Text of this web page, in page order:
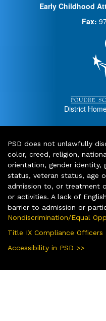
Early Childhood
Fax:
District
PSD does not unlawfully
color, creed, religion,
orientation, gender identity,
status, veteran status, age
admission to, or treatment
or activities. A lack of
barrier to admission or
Nondiscrimination/Equal
Title IX Compliance Officers
Accessibility in PSD >>